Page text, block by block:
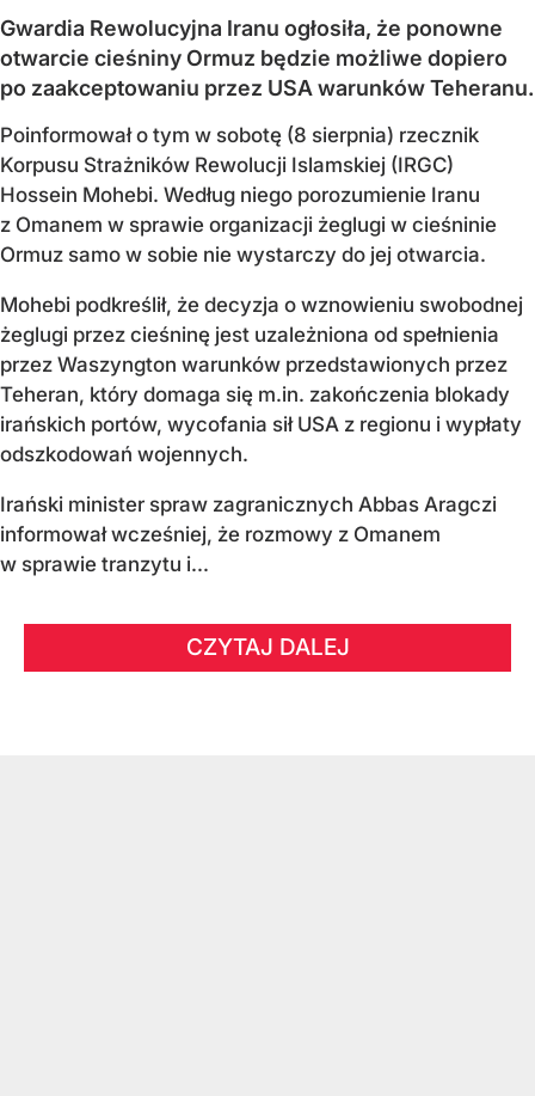
Gwardia Rewolucyjna Iranu ogłosiła, że ponowne
otwarcie cieśniny Ormuz będzie możliwe dopiero
po zaakceptowaniu przez USA warunków Teheranu.
Poinformował o tym w sobotę (8 sierpnia) rzecznik
Korpusu Strażników Rewolucji Islamskiej (IRGC)
Hossein Mohebi. Według niego porozumienie Iranu
z Omanem w sprawie organizacji żeglugi w cieśninie
Ormuz samo w sobie nie wystarczy do jej otwarcia.
Mohebi podkreślił, że decyzja o wznowieniu swobodnej
żeglugi przez cieśninę jest uzależniona od spełnienia
przez Waszyngton warunków przedstawionych przez
Teheran, który domaga się m.in. zakończenia blokady
irańskich portów, wycofania sił USA z regionu i wypłaty
odszkodowań wojennych.
Irański minister spraw zagranicznych Abbas Aragczi
informował wcześniej, że rozmowy z Omanem
w sprawie tranzytu i...
CZYTAJ DALEJ